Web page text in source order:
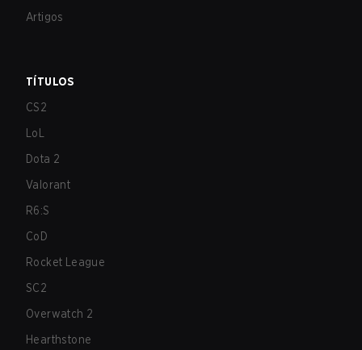
Artigos
TÍTULOS
CS2
LoL
Dota 2
Valorant
R6:S
CoD
Rocket League
SC2
Overwatch 2
Hearthstone